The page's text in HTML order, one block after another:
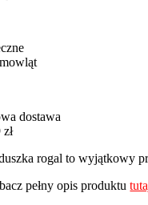
dostawa
rogal to wyjątkowy
pełny opis produktu